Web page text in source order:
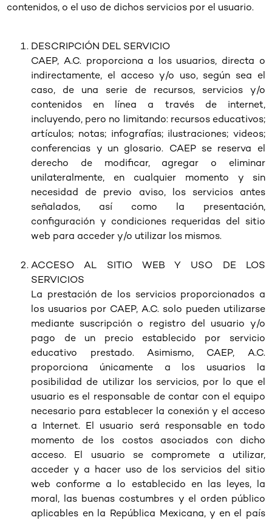
contenidos, o el uso de dichos servicios por el usuario.
DESCRIPCIÓN DEL SERVICIO
CAEP, A.C. proporciona a los usuarios, directa o
indirectamente, el acceso y/o uso, según sea el
caso, de una serie de recursos, servicios y/o
contenidos en línea a través de internet,
incluyendo, pero no limitando: recursos educativos;
artículos; notas; infografías; ilustraciones; videos;
conferencias y un glosario. CAEP se reserva el
derecho de modificar, agregar o eliminar
unilateralmente, en cualquier momento y sin
necesidad de previo aviso, los servicios antes
señalados, así como la presentación,
configuración y condiciones requeridas del sitio
web para acceder y/o utilizar los mismos.
ACCESO AL SITIO WEB Y USO DE LOS
SERVICIOS
La prestación de los servicios proporcionados a
los usuarios por CAEP, A.C. solo pueden utilizarse
mediante suscripción o registro del usuario y/o
pago de un precio establecido por servicio
educativo prestado. Asimismo, CAEP, A.C.
proporciona únicamente a los usuarios la
posibilidad de utilizar los servicios, por lo que el
usuario es el responsable de contar con el equipo
necesario para establecer la conexión y el acceso
a Internet. El usuario será responsable en todo
momento de los costos asociados con dicho
acceso. El usuario se compromete a utilizar,
acceder y a hacer uso de los servicios del sitio
web conforme a lo establecido en las leyes, la
moral, las buenas costumbres y el orden público
aplicables en la República Mexicana, y en el país